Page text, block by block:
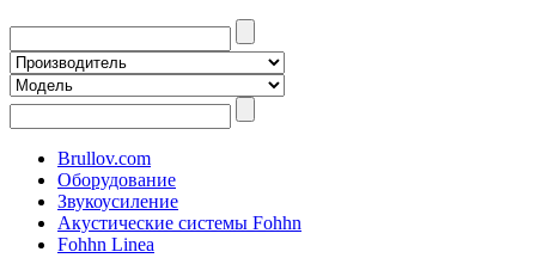
Brullov.com
Оборудование
Звукоусиление
Акустические системы Fohhn
Fohhn Linea